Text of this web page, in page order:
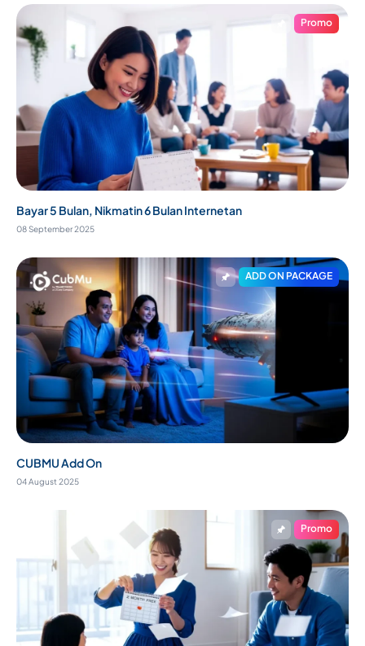
Promo
Bayar 5 Bulan, Nikmatin 6 Bulan Internetan
08 September 2025
ADD ON PACKAGE
CUBMU Add On
04 August 2025
Promo